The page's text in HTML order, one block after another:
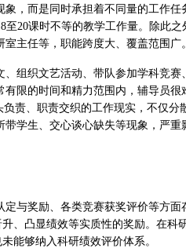
，而是同时承担着不同量的工作任
20课时不等的教学工作量。除此之
主任等，职能跨度大、覆盖范围广。
组织文艺活动、带队参加学科竞赛
限的时间和精力范围内，辅导员很
责、职责交织的工作现实，不仅分
学生、交心谈心缺失等现象，严重
与奖励、各类竞赛获奖评价等方面
、凸显绩效等实质性的奖励。在科
能够纳入科研绩效评价体系。